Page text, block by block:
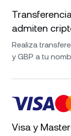
admiten
Realiza
y GBP a tu
Visa y